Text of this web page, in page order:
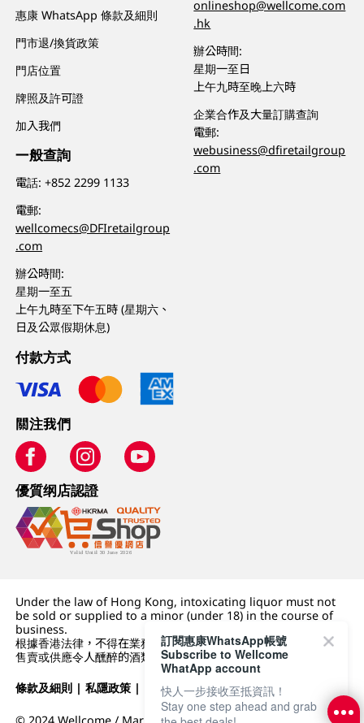
惠康 WhatsApp 條款及細則
門市退/換貨政策
門店位置
牌照及許可證
加入我們
一般查詢
電話:+852 2299 1133
電郵:
wellcomecs@DFIretailgroup
.com
辦公時間:
星期一至五
上午九時至下午五時 (星期六、
日及公眾假期休息)
onlineshop@wellcome.com
.hk
辦公時間:
星期一至日
上午九時至晚上六時
企業合作及大量訂購查詢
電郵:
webusiness@dfiretailgroup
.com
付款方式
關注我們
優質纲店認證
Under the law of Hong Kong, intoxicating liquor must not
be sold or supplied to a minor (under 18) in the course of
business.
根據香港法律，不得在業務過程中，向未成年人 (18 歲以下人士)
售賣或供應令人醺醉的酒類。
條款及細則 |私隱政策 | DFI零售集團
訂閱惠康WhatsApp帳號
Subscribe to Wellcome
WhatApp account
快人一步接收至抵資訊！
Stay one step ahead and grab